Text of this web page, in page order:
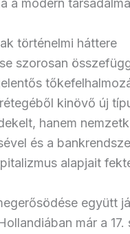
a modern
történelmi háttere
szorosan
kinövő új
hanem
és a
alapjait
együtt
már a